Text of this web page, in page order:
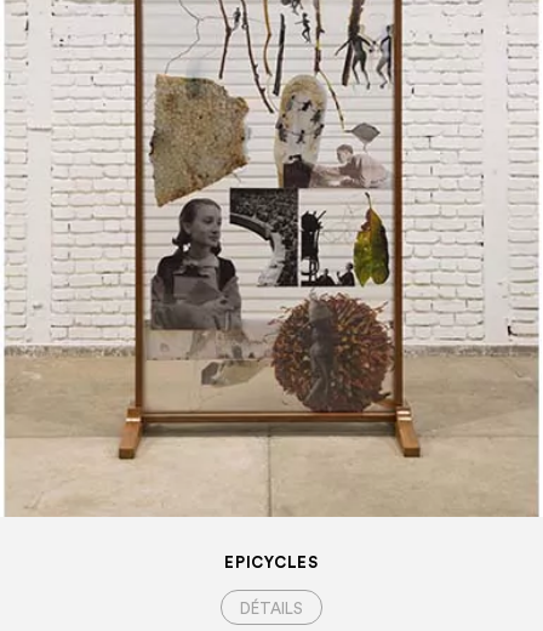
EPICYCLES
DÉTAILS